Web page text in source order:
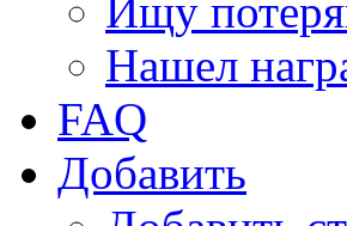
Ищу
Нашел
FAQ
Добавить